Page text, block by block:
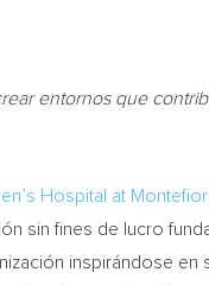
entornos que
Hospital at
sin fines de lucro
inspirándose en